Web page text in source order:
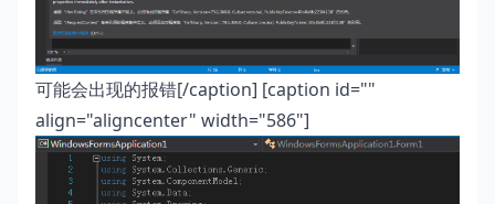
可能会出现的报错[/caption] [caption id=""
align="aligncenter" width="586"]